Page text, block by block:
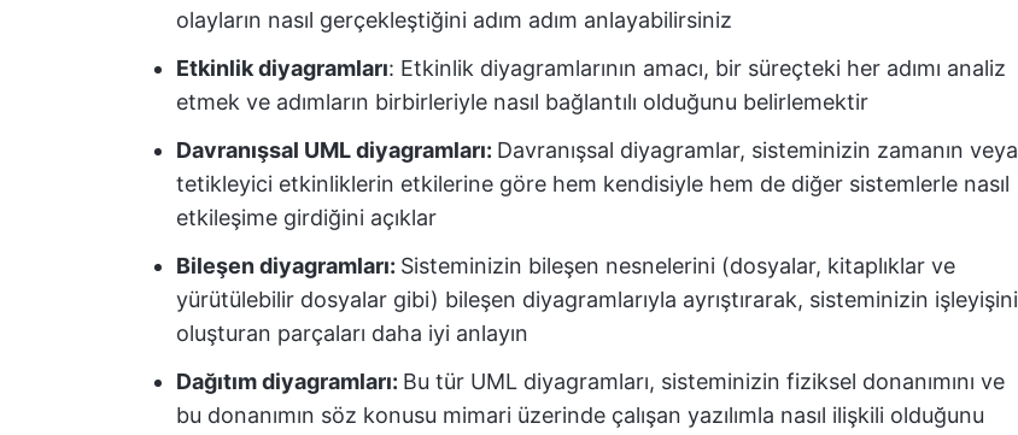
olayların nasıl gerçekleştiğini adım adım anlayabilirsiniz
Etkinlik diyagramları: Etkinlik diyagramlarının amacı, bir süreçteki her adımı analiz
etmek ve adımların birbirleriyle nasıl bağlantılı olduğunu belirlemektir
Davranışsal UML diyagramları: Davranışsal diyagramlar, sisteminizin zamanın veya
tetikleyici etkinliklerin etkilerine göre hem kendisiyle hem de diğer sistemlerle nasıl
etkileşime girdiğini açıklar
Bileşen diyagramları: Sisteminizin bileşen nesnelerini (dosyalar, kitaplıklar ve
yürütülebilir dosyalar gibi) bileşen diyagramlarıyla ayrıştırarak, sisteminizin işleyişini
oluşturan parçaları daha iyi anlayın
Dağıtım diyagramları: Bu tür UML diyagramları, sisteminizin fiziksel donanımını ve
bu donanımın söz konusu mimari üzerinde çalışan yazılımla nasıl ilişkili olduğunu